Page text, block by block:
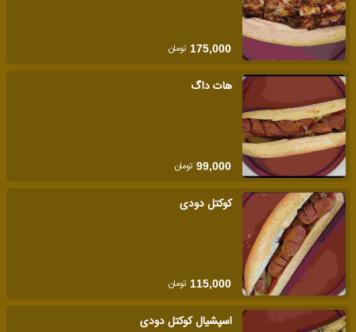
175,000 تومان
هات داگ
99,000 تومان
کوکتل دودی
115,000 تومان
اسپشیال کوکتل دودی